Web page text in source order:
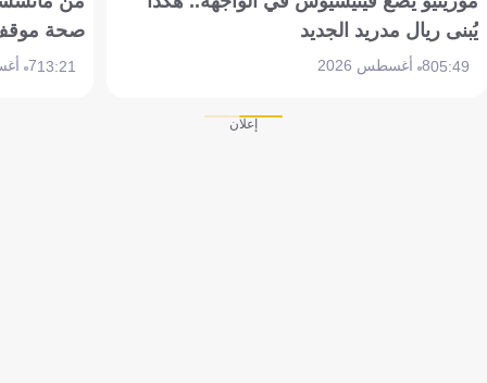
يُبنى ريال مدريد الجديد
05:498 أغسطس 2026
صحة موقف
13:217 أغسطس 2026
إعلان